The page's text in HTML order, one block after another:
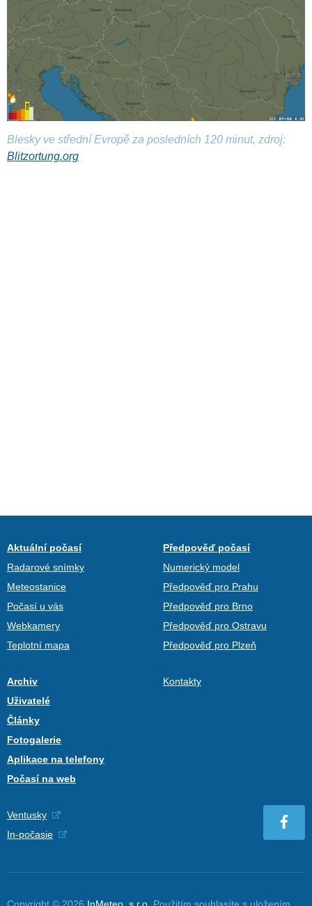
Blesky ve střední Evropě za posledních 120 minut, zdroj:
Blitzortung.org
Aktuální počasí
Radarové snímky
Meteostanice
Počasí u vás
Webkamery
Teplotní mapa
Předpověď počasí
Numerický model
Předpověď pro Prahu
Předpověď pro Brno
Předpověď pro Ostravu
Předpověď pro Plzeň
Archiv
Uživatelé
Články
Fotogalerie
Aplikace na telefony
Počasí na web
Kontakty
Ventusky
In-počasie
Copyright © 2026 InMeteo, s.r.o. Použitím souhlasíte s uložením